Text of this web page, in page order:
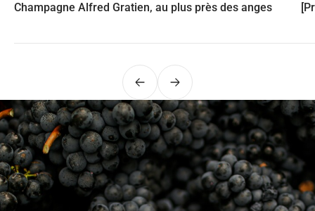
Champagne Alfred Gratien, au plus près des anges
PrécédentSuivant